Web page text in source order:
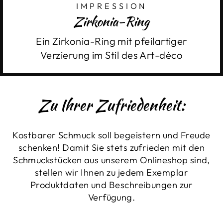
IMPRESSION
Zirkonia-Ring
Ein Zirkonia-Ring mit pfeilartiger
Verzierung im Stil des Art-déco
Zu Ihrer Zufriedenheit:
Kostbarer Schmuck soll begeistern und Freude
schenken! Damit Sie stets zufrieden mit den
Schmuckstücken aus unserem Onlineshop sind,
stellen wir Ihnen zu jedem Exemplar
Produktdaten und Beschreibungen zur
Verfügung.